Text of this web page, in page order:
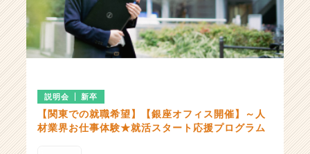
ト
チ
リ
ア
説明会 新卒
【関東での就職希望】【銀座オフィス開催】～人
材業界お仕事体験★就活スタート応援プログラム